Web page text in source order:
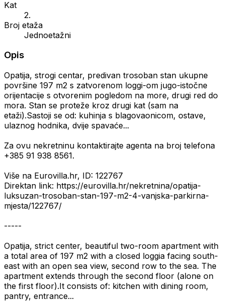
Kat
2.
Broj etaža
Jednoetažni
Opis
Opatija, strogi centar, predivan trosoban stan ukupne
površine 197 m2 s zatvorenom loggi-om jugo-istočne
orijentacije s otvorenim pogledom na more, drugi red do
mora. Stan se proteže kroz drugi kat (sam na
etaži).Sastoji se od: kuhinja s blagovaonicom, ostave,
ulaznog hodnika, dvije spavaće...
Za ovu nekretninu kontaktirajte agenta na broj telefona
+385 91 938 8561.
Više na Eurovilla.hr, ID: 122767
Direktan link: https://eurovilla.hr/nekretnina/opatija-
luksuzan-trosoban-stan-197-m2-4-vanjska-parkirna-
mjesta/122767/
-----
Opatija, strict center, beautiful two-room apartment with
a total area of 197 m2 with a closed loggia facing south-
east with an open sea view, second row to the sea. The
apartment extends through the second floor (alone on
the first floor).It consists of: kitchen with dining room,
pantry, entrance...